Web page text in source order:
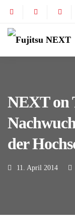
NEXT on
der
11. April 2014